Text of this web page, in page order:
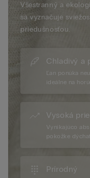
Všestranný a
sa vyznačuje
priedušnosťou.
Chladivý a
Ľan ponúka
ideálne na
Vysoká
Vynikajúco
pokožke
Prírodný